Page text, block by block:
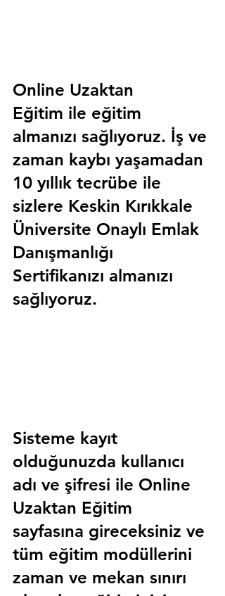
Online Uzaktan
Eğitim ile eğitim
almanızı sağlıyoruz. İş ve
zaman kaybı yaşamadan
10 yıllık tecrübe ile
sizlere Keskin Kırıkkale
Üniversite Onaylı Emlak
Danışmanlığı
Sertifikanızı almanızı
sağlıyoruz.
Sisteme kayıt
olduğunuzda kullanıcı
adı ve şifresi ile Online
Uzaktan Eğitim
sayfasına gireceksiniz ve
tüm eğitim modüllerini
zaman ve mekan sınırı